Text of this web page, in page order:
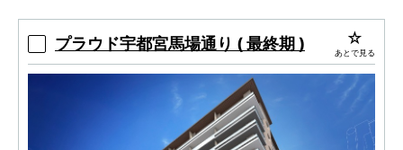
プラウド宇都宮馬場通り ( 最終期 ) あとで見る